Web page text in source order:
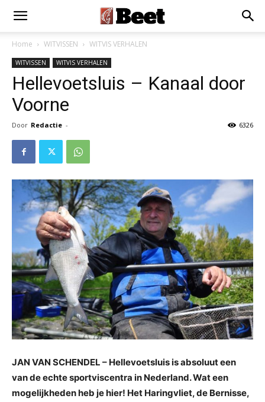
Home WITVISSEN WITVIS VERHALEN
WITVISSEN WITVIS VERHALEN
Hellevoetsluis – Kanaal door
Voorne
Door Redactie - 6326
JAN VAN SCHENDEL – Hellevoetsluis is absoluut een
van de echte sportviscentra in Nederland. Wat een
mogelijkheden heb je hier! Het Haringvliet, de Bernisse,